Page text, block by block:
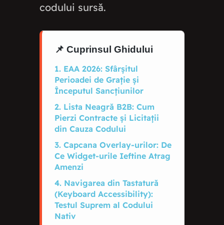
codului sursă.
📌 Cuprinsul Ghidului
1. EAA 2026: Sfârșitul
Perioadei de Grație și
Începutul Sancțiunilor
2. Lista Neagră B2B: Cum
Pierzi Contracte și Licitații
din Cauza Codului
3. Capcana Overlay-urilor: De
Ce Widget-urile Ieftine Atrag
Amenzi
4. Navigarea din Tastatură
(Keyboard Accessibility):
Testul Suprem al Codului
Nativ